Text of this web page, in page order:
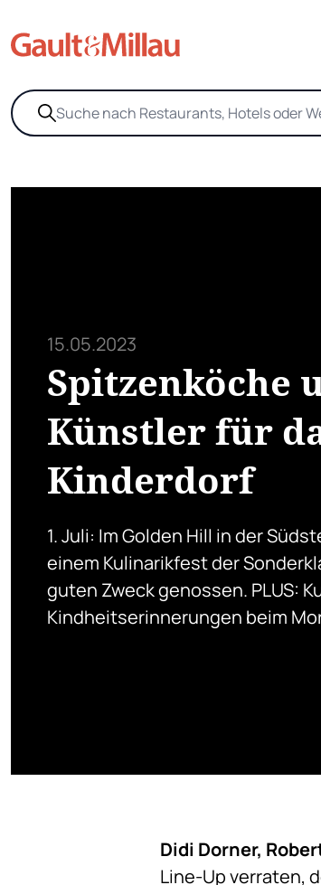
15.05.2023
Spitzenköche
Künstler für
Kinderdorf
1. Juli: Im Golden Hill in der
einem Kulinarikfest der
guten Zweck genossen. PLUS:
Kindheitserinnerungen beim
Didi Dorner,
Line-Up verraten,